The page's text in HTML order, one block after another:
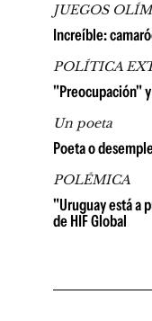
JUEGOS
Increíble:
POLÍTICA
"Preocupación"
Un poeta
Poeta o
POLÉMICA
"Uruguay está a
de HIF Global